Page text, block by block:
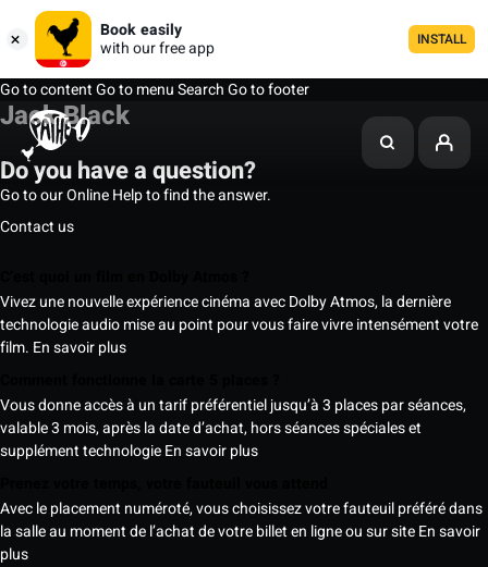
Book easily
with our free app
INSTALL
Go to contentGo to menuSearchGo to footer
Jack Black
Do you have a question?
Go to our Online Help to find the answer.
Contact us
Vivez une nouvelle expérience cinéma avec Dolby Atmos, la dernière
technologie audio mise au point pour vous faire vivre intensément votre
film. En savoir plus
Vous donne accès à un tarif préférentiel jusqu’à 3 places par séances,
valable 3 mois, après la date d’achat, hors séances spéciales et
supplément technologieEn savoir plus
Avec le placement numéroté, vous choisissez votre fauteuil préféré dans
la salle au moment de l’achat de votre billet en ligne ou sur siteEn savoir
plus